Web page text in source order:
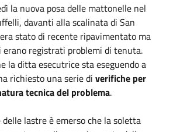
la nuova posa delle mattonelle nel
davanti alla scalinata di San
stato di recente ripavimentato ma
erano registrati problemi di tenuta.
la ditta esecutrice sta eseguendo a
richiesto una serie di verifiche per
tecnica del problema.
lastre è emerso che la soletta